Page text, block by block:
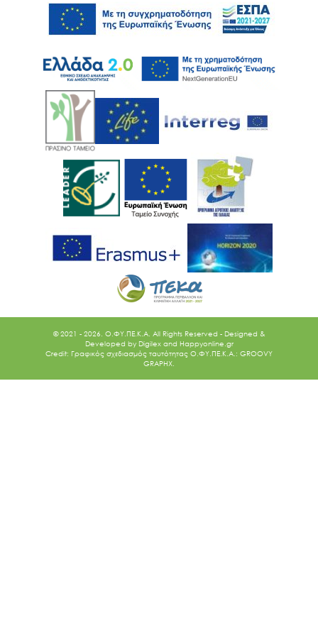
Ακολουθήστε μας
© 2021 - 2026. O.ΦΥ.ΠΕ.Κ.Α. All Rights Reserved - Designed &
Developed by Digilex and Happyonline.gr
Credit: Γραφικός σχεδιασμός ταυτότητας Ο.ΦΥ.ΠΕ.Κ.Α.: GROOVY
GRAPHX.